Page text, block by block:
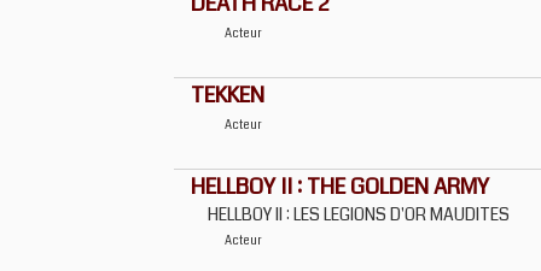
Acteur
TEKKEN
Acteur
HELLBOY II : THE GOLDEN ARMY
HELLBOY II : LES LEGIONS D'OR MAUDITES
Acteur